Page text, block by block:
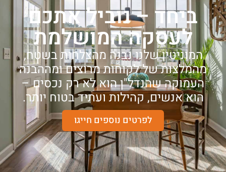
ביחד – נוביל אתכם
לעסקה המושלמת
המוניטין שלנו נבנה מהצלחות בשטח,
מהמלצות של לקוחות מרוצים ומההבנה
העמוקה שהנדל"ן הוא לא רק נכסים –
הוא אנשים, קהילות ועתיד בטוח יותר.
לפרטים נוספים חייגו